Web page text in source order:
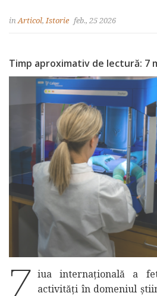
inArticol,Istorie feb., 25 2026
Timp aproximativ de lectură: 7
iua internațională a
activități în domeniul